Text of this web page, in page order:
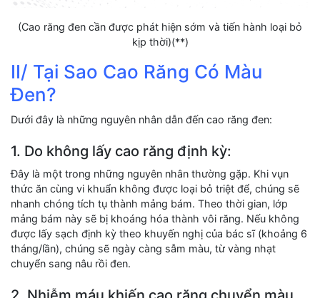
(Cao răng đen cần được phát hiện sớm và tiến hành loại bỏ
kịp thời)(**)
II/ Tại Sao Cao Răng Có Màu
Đen?
Dưới đây là những nguyên nhân dẫn đến cao răng đen:
1. Do không lấy cao răng định kỳ:
Đây là một trong những nguyên nhân thường gặp. Khi vụn
thức ăn cùng vi khuẩn không được loại bỏ triệt để, chúng sẽ
nhanh chóng tích tụ thành mảng bám. Theo thời gian, lớp
mảng bám này sẽ bị khoáng hóa thành vôi răng. Nếu không
được lấy sạch định kỳ theo khuyến nghị của bác sĩ (khoảng 6
tháng/lần), chúng sẽ ngày càng sẫm màu, từ vàng nhạt
chuyển sang nâu rồi đen.